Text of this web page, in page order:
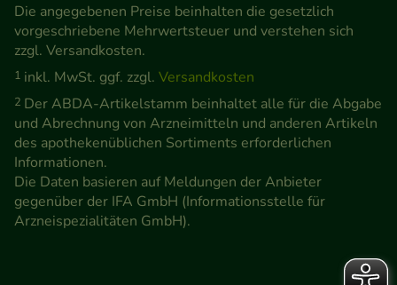
Die angegebenen Preise beinhalten die gesetzlich
vorgeschriebene Mehrwertsteuer und verstehen sich
zzgl. Versandkosten.
1 inkl. MwSt. ggf. zzgl. Versandkosten
2 Der ABDA-Artikelstamm beinhaltet alle für die Abgabe
und Abrechnung von Arzneimitteln und anderen Artikeln
des apothekenüblichen Sortiments erforderlichen
Informationen.
Die Daten basieren auf Meldungen der Anbieter
gegenüber der IFA GmbH (Informationsstelle für
Arzneispezialitäten GmbH).